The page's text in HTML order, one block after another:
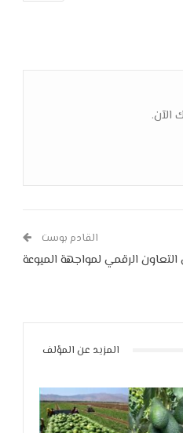
الآن.
القادم بوست
الرقمي لمواجهة الميوعة
المزيد عن المؤلف